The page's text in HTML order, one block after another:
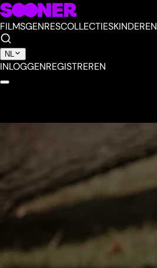
FILMSGENRESCOLLECTIESKINDEREN
NL
INLOGGENREGISTREREN